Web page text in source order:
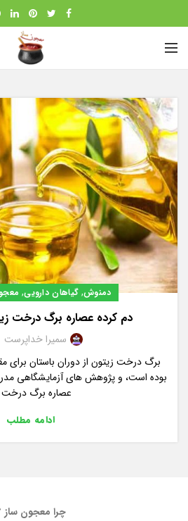
دمنوش, گیاهان دارویی,
دم کرده عصاره برگ درخت
سمیرا خداپرست
برگ درخت زیتون از دوران باستان برای
بوده است، و پژوهش های آزمایشگاهی
عصاره برگ
ادامه مطلب
چرا معجون ساز